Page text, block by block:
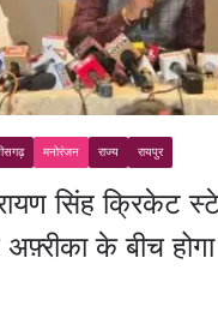
मनोरंजन राज्य रायपुर
सिंह क्रिकेट
के बीच